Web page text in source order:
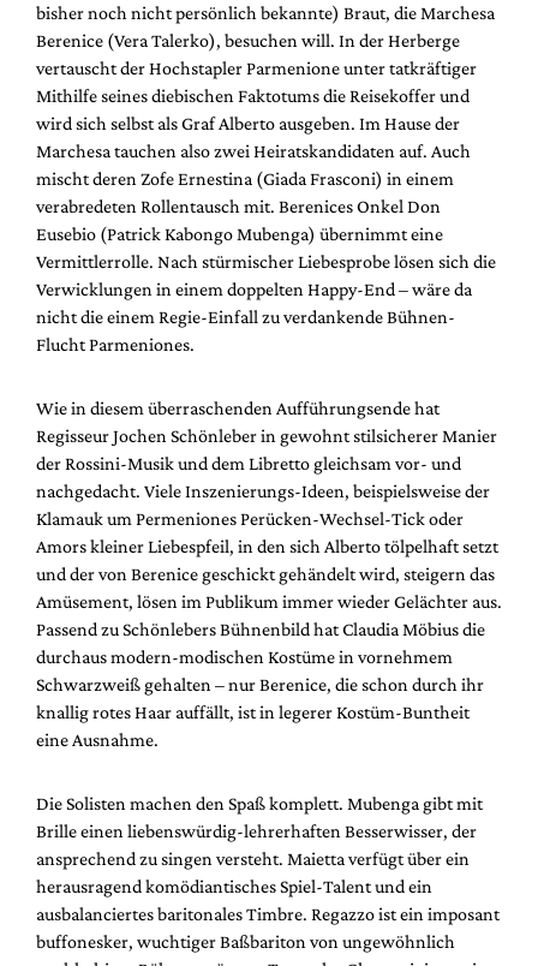
bisher noch nicht persönlich bekannte) Braut, die Marchesa
Berenice (Vera Talerko), besuchen will. In der Herberge
vertauscht der Hochstapler Parmenione unter tatkräftiger
Mithilfe seines diebischen Faktotums die Reisekoffer und
wird sich selbst als Graf Alberto ausgeben. Im Hause der
Marchesa tauchen also zwei Heiratskandidaten auf. Auch
mischt deren Zofe Ernestina (Giada Frasconi) in einem
verabredeten Rollentausch mit. Berenices Onkel Don
Eusebio (Patrick Kabongo Mubenga) übernimmt eine
Vermittlerrolle. Nach stürmischer Liebesprobe lösen sich die
Verwicklungen in einem doppelten Happy-End – wäre da
nicht die einem Regie-Einfall zu verdankende Bühnen-
Flucht Parmeniones.
Wie in diesem überraschenden Aufführungsende hat
Regisseur Jochen Schönleber in gewohnt stilsicherer Manier
der Rossini-Musik und dem Libretto gleichsam vor- und
nachgedacht. Viele Inszenierungs-Ideen, beispielsweise der
Klamauk um Permeniones Perücken-Wechsel-Tick oder
Amors kleiner Liebespfeil, in den sich Alberto tölpelhaft setzt
und der von Berenice geschickt gehändelt wird, steigern das
Amüsement, lösen im Publikum immer wieder Gelächter aus.
Passend zu Schönlebers Bühnenbild hat Claudia Möbius die
durchaus modern-modischen Kostüme in vornehmem
Schwarzweiß gehalten – nur Berenice, die schon durch ihr
knallig rotes Haar auffällt, ist in legerer Kostüm-Buntheit
eine Ausnahme.
Die Solisten machen den Spaß komplett. Mubenga gibt mit
Brille einen liebenswürdig-lehrerhaften Besserwisser, der
ansprechend zu singen versteht. Maietta verfügt über ein
herausragend komödiantisches Spiel-Talent und ein
ausbalanciertes baritonales Timbre. Regazzo ist ein imposant
buffonesker, wuchtiger Baßbariton von ungewöhnlich